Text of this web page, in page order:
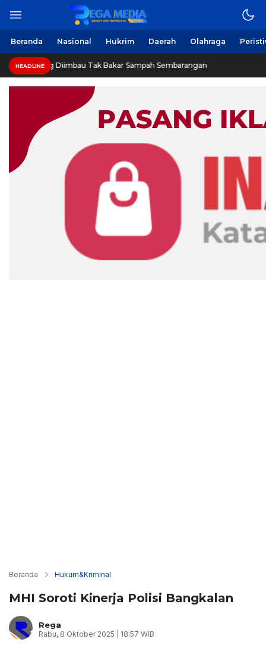
Beranda Nasional Hukrim Daerah Olahraga
HEADLINE
Diimbau Tak Bakar Sampah Sembarangan
Beranda Hukum&Kriminal
MHI Soroti Kinerja Polisi Bangkalan
Rega
Rabu, 8 Oktober 2025 | 18:57 WIB